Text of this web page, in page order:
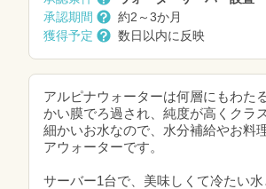
承認期間
約2～3か月
獲得予定
数日以内に反映
アルピナウォーターは何層にもわた
かい膜でろ過され、純度が高くクラ
細かいお水なので、水分補給やお料
アウォーターです。
サーバー1台で、美味しくて冷たい